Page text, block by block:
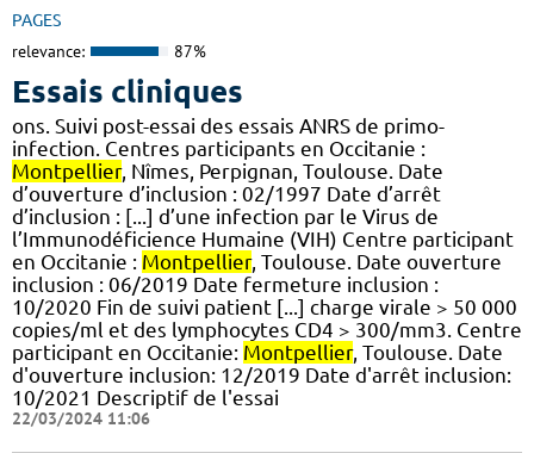
PAGES
relevance: 87%
Essais cliniques
ons. Suivi post-essai des essais ANRS de primo-
infection. Centres participants en Occitanie :
Montpellier, Nîmes, Perpignan, Toulouse. Date
d’ouverture d’inclusion : 02/1997 Date d’arrêt
d’inclusion : [...] d’une infection par le Virus de
l’Immunodéficience Humaine (VIH) Centre participant
en Occitanie : Montpellier, Toulouse. Date ouverture
inclusion : 06/2019 Date fermeture inclusion :
10/2020 Fin de suivi patient [...] charge virale > 50 000
copies/ml et des lymphocytes CD4 > 300/mm3. Centre
participant en Occitanie: Montpellier, Toulouse. Date
d'ouverture inclusion: 12/2019 Date d'arrêt inclusion:
10/2021 Descriptif de l'essai
22/03/2024 11:06